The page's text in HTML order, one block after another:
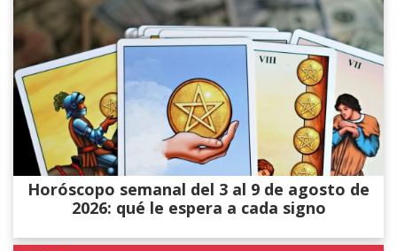
Horóscopo semanal del 3 al 9 de agosto de
2026: qué le espera a cada signo